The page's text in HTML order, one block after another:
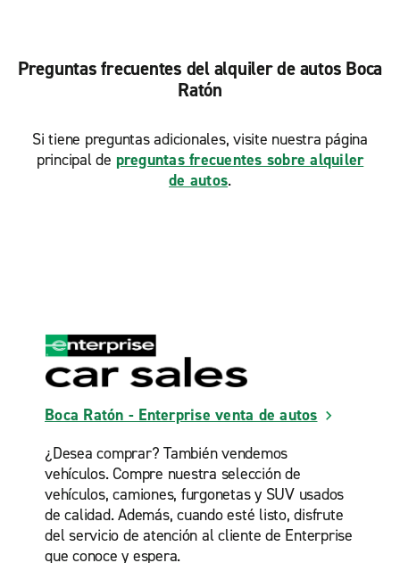
Preguntas frecuentes del alquiler de autos Boca
Ratón
Si tiene preguntas adicionales, visite nuestra página
principal de preguntas frecuentes sobre alquiler
de autos.
Boca Ratón - Enterprise venta de autos
¿Desea comprar? También vendemos
vehículos. Compre nuestra selección de
vehículos, camiones, furgonetas y SUV usados
de calidad. Además, cuando esté listo, disfrute
del servicio de atención al cliente de Enterprise
que conoce y espera.